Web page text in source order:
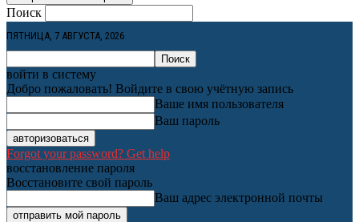
Поиск
ПЯТНИЦА, 7 АВГУСТА, 2026
войти в систему
Добро пожаловать! Войдите в свою учётную запись
Ваше имя пользователя
Ваш пароль
Forgot your password? Get help
восстановление пароля
Восстановите свой пароль
Ваш адрес электронной почты